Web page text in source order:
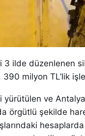
3 ilde düzenlenen
390 milyon TL’lik
ve Antalya
örgütlü şekilde